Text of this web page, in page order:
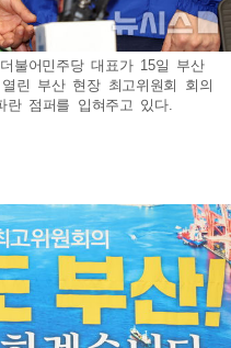
불어민주당 대표가 15일 부산
린 부산 현장 최고위원회 회의
점퍼를 입혀주고 있다.